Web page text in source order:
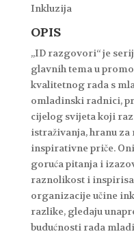
Inkluzija
OPIS
„ID razgovori“ je
glavnih tema u
kvalitetnog rada s
omladinski radnici,
cijelog svijeta koji
istraživanja, hranu
inspirativne priče.
goruća pitanja i
raznolikost i
organizacije učine
razlike, gledaju
budućnosti rada